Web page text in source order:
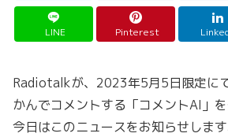
LINE Pinterest
Radiotalkが、2023年5月5日限定に
かんでコメントする「コメントAI」を
今日はこのニュースをお知らせします